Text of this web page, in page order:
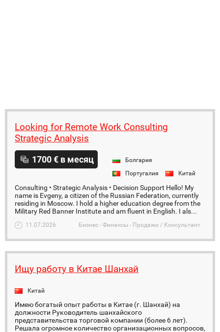
Looking for Remote Work Consulting
Strategic Analysis
1700 € в месяц
Болгария
Португалия
Китай
Consulting • Strategic Analysis • Decision Support Hello! My
name is Evgeny, a citizen of the Russian Federation, currently
residing in Moscow. I hold a higher education degree from the
Military Red Banner Institute and am fluent in English. I als...
11.07.2026 Бизнес - Финансы - Продажи / Консультант
Ищу работу в Китае Шанхай
Китай
Имею богатый опыт работы в Китае (г. Шанхай) на
должности Руководитель шанхайского
представительства торговой компании (более 6 лет).
Решала огромное количество организационных вопросов,